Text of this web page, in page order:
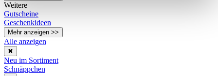
Weitere
Gutscheine
Geschenkideen
Mehr anzeigen >>
Alle anzeigen
✖
Neu im Sortiment
Schnäppchen